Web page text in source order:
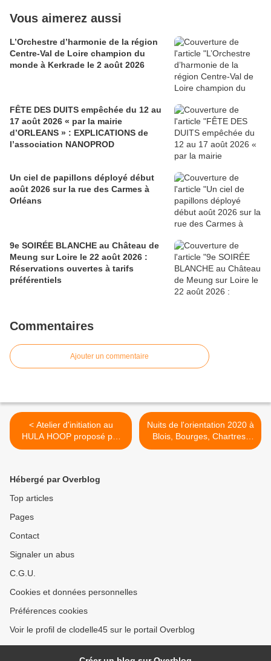
Vous aimerez aussi
L’Orchestre d’harmonie de la région
Centre-Val de Loire champion du
monde à Kerkrade le 2 août 2026
FÊTE DES DUITS empêchée du 12 au
17 août 2026 « par la mairie
d’ORLEANS » : EXPLICATIONS de
l’association NANOPROD
Un ciel de papillons déployé début
août 2026 sur la rue des Carmes à
Orléans
9e SOIRÉE BLANCHE au Château de
Meung sur Loire le 22 août 2026 :
Réservations ouvertes à tarifs
préférentiels
Commentaires
Ajouter un commentaire
< Atelier d'initiation au
HULA HOOP proposé par
LA SCÈNE NATIONALE
Nuits de l'orientation 2020 à
Blois, Bourges, Chartres,
Tours, Châteauroux et
Hébergé par Overblog
Top articles
Pages
Contact
Signaler un abus
C.G.U.
Cookies et données personnelles
Préférences cookies
Voir le profil de clodelle45 sur le portail Overblog